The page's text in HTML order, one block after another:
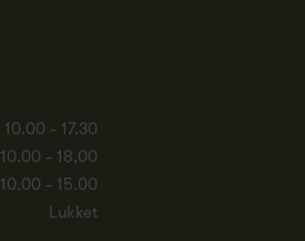
10.00 - 17.30
10.00 - 18,00
10.00 - 15.00
Lukket